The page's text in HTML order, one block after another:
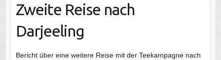
Zweite Reise nach
Darjeeling
Bericht über eine weitere Reise mit der Teekampagne nach